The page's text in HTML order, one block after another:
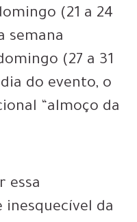
(21 a 24
semana
(27 a 31
do evento, o
“almoço da
essa
inesquecível da